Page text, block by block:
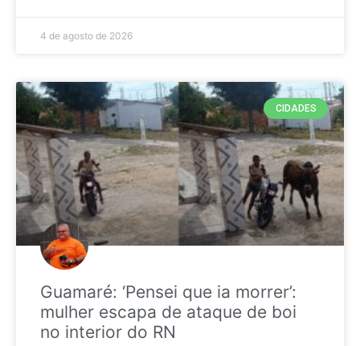
4 de agosto de 2026
CIDADES
Guamaré: ‘Pensei que ia morrer’:
mulher escapa de ataque de boi
no interior do RN